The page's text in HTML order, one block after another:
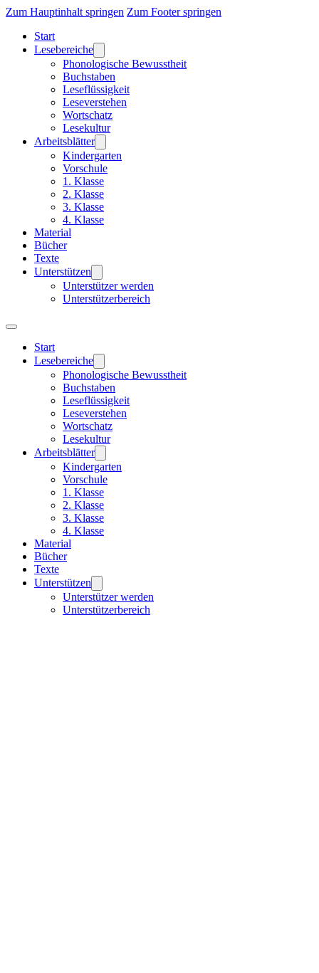
Zum Hauptinhalt springen Zum Footer springen
Start
Lesebereiche
Phonologische Bewusstheit
Buchstaben
Leseflüssigkeit
Leseverstehen
Wortschatz
Lesekultur
Arbeitsblätter
Kindergarten
Vorschule
1. Klasse
2. Klasse
3. Klasse
4. Klasse
Material
Bücher
Texte
Unterstützen
Unterstützer werden
Unterstützerbereich
Start
Lesebereiche
Phonologische Bewusstheit
Buchstaben
Leseflüssigkeit
Leseverstehen
Wortschatz
Lesekultur
Arbeitsblätter
Kindergarten
Vorschule
1. Klasse
2. Klasse
3. Klasse
4. Klasse
Material
Bücher
Texte
Unterstützen
Unterstützer werden
Unterstützerbereich